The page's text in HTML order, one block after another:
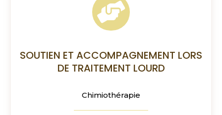

SOUTIEN ET ACCOMPAGNEMENT LORS
DE TRAITEMENT LOURD
Chimiothérapie